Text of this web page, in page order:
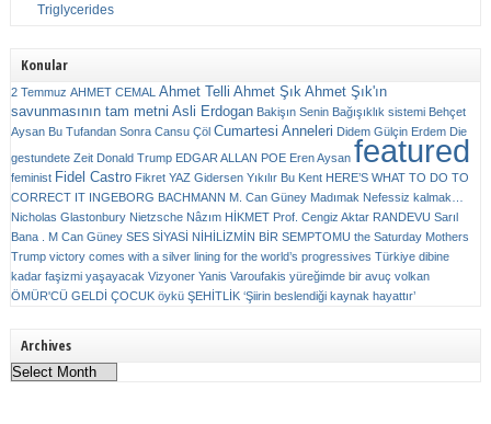
Triglycerides
Konular
2 Temmuz AHMET CEMAL Ahmet Telli Ahmet Şık Ahmet Şık'ın
savunmasının tam metni Asli Erdogan Bakişın Senin Bağışıklık sistemi Behçet
Aysan Bu Tufandan Sonra Cansu Çöl Cumartesi Anneleri Didem Gülçin Erdem Die
gestundete Zeit Donald Trump EDGAR ALLAN POE Eren Aysan featured
feminist Fidel Castro Fikret YAZ Gidersen Yıkılır Bu Kent HERE’S WHAT TO DO TO
CORRECT IT INGEBORG BACHMANN M. Can Güney Madımak Nefessiz kalmak…
Nicholas Glastonbury Nietzsche Nâzım HİKMET Prof. Cengiz Aktar RANDEVU Sarıl
Bana . M Can Güney SES SİYASİ NİHİLİZMİN BİR SEMPTOMU the Saturday Mothers
Trump victory comes with a silver lining for the world’s progressives Türkiye dibine
kadar faşizmi yaşayacak Vizyoner Yanis Varoufakis yüreğimde bir avuç volkan
ÖMÜR'CÜ GELDİ ÇOCUK öykü ŞEHİTLİK ‘Şiirin beslendiği kaynak hayattır’
Archives
Archives